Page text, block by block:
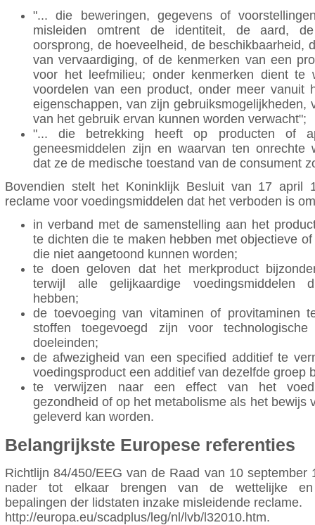
"... die beweringen, gegevens of
misleiden omtrent de identiteit, de aard,
oorsprong, de hoeveelheid, de beschikbaarheid,
van vervaardiging, of de kenmerken van een
voor het leefmilieu; onder kenmerken dient te
voordelen van een product, onder meer vanuit
eigenschappen, van zijn gebruiksmogelijkheden,
van het gebruik ervan kunnen worden verwacht";
"... die betrekking heeft op producten of
geneesmiddelen zijn en waarvan ten onrechte
dat ze de medische toestand van de consument
Bovendien stelt het Koninklijk Besluit van 17 april
reclame voor voedingsmiddelen dat het verboden is
in verband met de samenstelling aan het
te dichten die te maken hebben met objectieve
die niet aangetoond kunnen worden;
te doen geloven dat het merkproduct
terwijl alle gelijkaardige voedingsmiddelen
hebben;
de toevoeging van vitaminen of provitaminen
stoffen toegevoegd zijn voor technologische
doeleinden;
de afwezigheid van een specified additief te
voedingsproduct een additief van dezelfde groep
te verwijzen naar een effect van het
gezondheid of op het metabolisme als het bewijs
geleverd kan worden.
Belangrijkste Europese referenties
Richtlijn 84/450/EEG van de Raad van 10 september
nader tot elkaar brengen van de wettelijke en
bepalingen der lidstaten inzake misleidende reclame.
http://europa.eu/scadplus/leg/nl/lvb/l32010.htm.